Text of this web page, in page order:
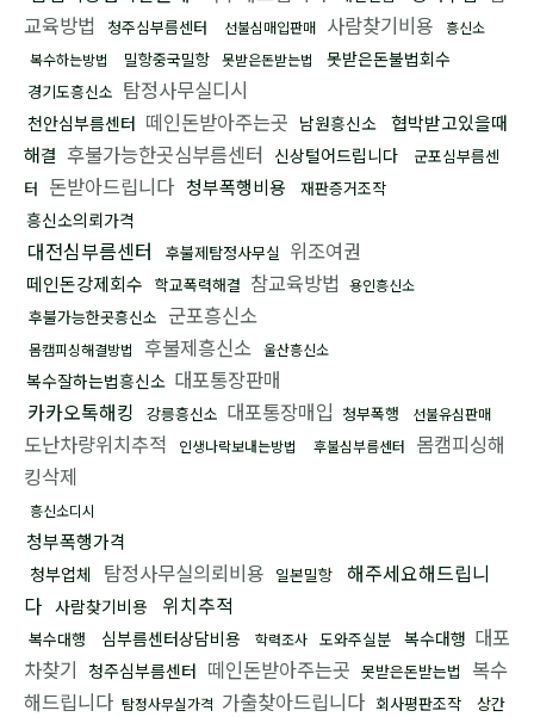
교육방법
청주심부름센터 선불심매입판매 사람찾기비용
흥신소
복수하는방법
밀항중국밀항 못받은돈받는법 못받은돈불법회수
경기도흥신소 탐정사무실디시
천안심부름센터 떼인돈받아주는곳 남원흥신소 협박받고있을때
해결 후불가능한곳심부름센터 신상털어드립니다
군포심부름센
터 돈받아드립니다 청부폭행비용 재판증거조작
흥신소의뢰가격
대전심부름센터 후불제탐정사무실 위조여권
떼인돈강제회수 학교폭력해결 참교육방법 용인흥신소
후불가능한곳흥신소 군포흥신소
몸캠피싱해결방법 후불제흥신소 울산흥신소
복수잘하는법흥신소 대포통장판매
카카오톡해킹
강릉흥신소 대포통장매입 청부폭행 선불유심판매
도난차량위치추적 인생나락보내는방법 후불심부름센터
몸캠피싱해
킹삭제
흥신소디시
청부폭행가격
청부업체 탐정사무실의뢰비용 일본밀항
해주세요해드립니
다 사람찾기비용 위치추적
복수대행 심부름센터상담비용 학력조사 도와주실분 복수대행 대포
차찾기 청주심부름센터 떼인돈받아주는곳 못받은돈받는법
복수
해드립니다 탐정사무실가격 가출찾아드립니다 회사평판조작
상간